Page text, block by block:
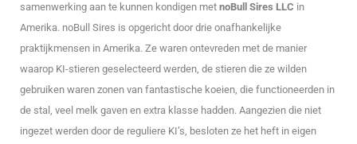
samenwerking aan te kunnen kondigen met noBull Sires LLC in
Amerika. noBull Sires is opgericht door drie onafhankelijke
praktijkmensen in Amerika. Ze waren ontevreden met de manier
waarop KI-stieren geselecteerd werden, de stieren die ze wilden
gebruiken waren zonen van fantastische koeien, die functioneerden in
de stal, veel melk gaven en extra klasse hadden. Aangezien die niet
ingezet werden door de reguliere KI’s, besloten ze het heft in eigen